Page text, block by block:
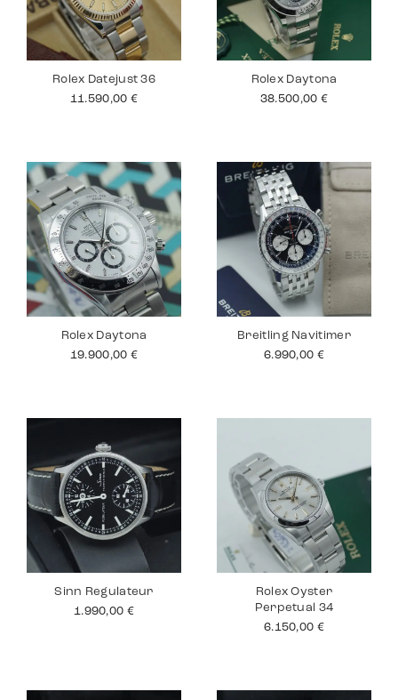
Rolex Datejust 36
11.590,00 €
Rolex Daytona
38.500,00 €
Rolex Daytona
19.900,00 €
Breitling Navitimer
6.990,00 €
Sinn Regulateur
1.990,00 €
Rolex Oyster
Perpetual 34
6.150,00 €